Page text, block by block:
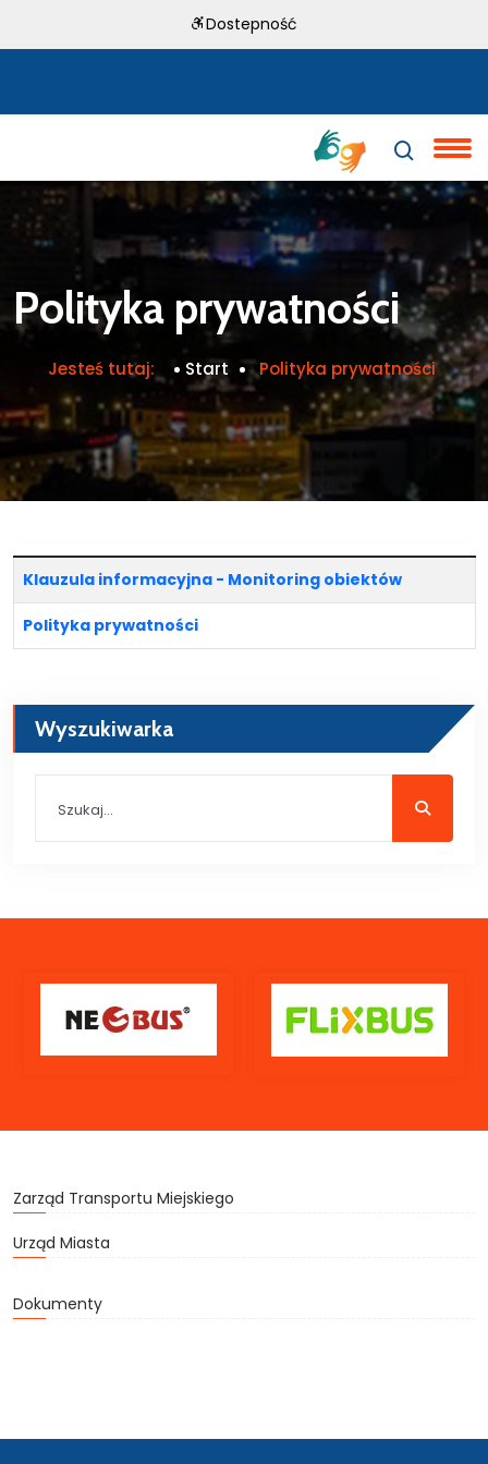
Dostepność
Polityka prywatności
Jesteś tutaj: Start Polityka prywatności
Spis artykułów
Klauzula informacyjna - Monitoring obiektów
Polityka prywatności
Wyszukiwarka
Zarząd Transportu Miejskiego
Urząd Miasta
Dokumenty